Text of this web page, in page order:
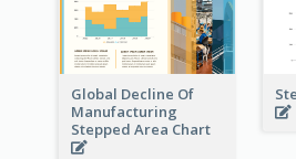
Global Decline Of
Manufacturing
Stepped Area Chart